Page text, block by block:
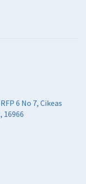
6 No 7, Cikeas
16966